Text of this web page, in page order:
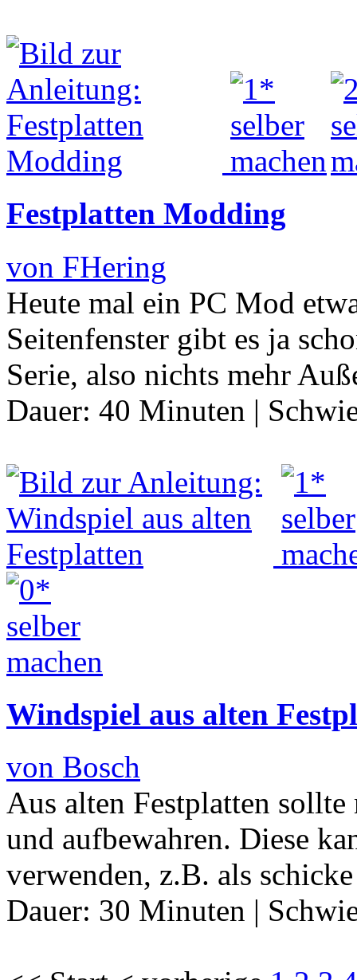
Festplatten Modding
von FHering
Heute mal ein PC Mod
Seitenfenster gibt es ja
Serie, also nichts mehr
Dauer: 40 Minuten |
Windspiel aus alten
von Bosch
Aus alten Festplatten sollte
und aufbewahren. Diese
verwenden, z.B. als
Dauer: 30 Minuten |